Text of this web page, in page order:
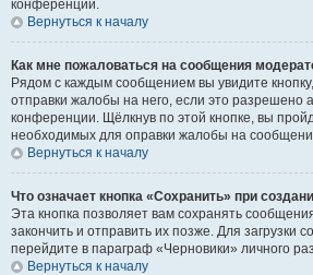
конференции.
Вернуться к началу
Как мне пожаловаться на сообщения
Рядом с каждым сообщением вы увидите
отправки жалобы на него, если это разрешено
конференции. Щёлкнув по этой кнопке, вы
необходимых для оправки жалобы на
Вернуться к началу
Что означает кнопка «Сохранить» при
Эта кнопка позволяет вам сохранять
закончить и отправить их позже. Для загрузки
перейдите в параграф «Черновики» личного
Вернуться к началу